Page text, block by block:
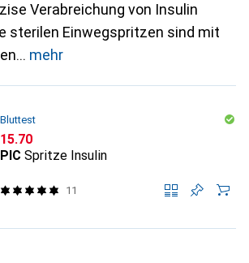
Verabreichung von Insulin
sterilen Einwegspritzen sind mit
mehr
Bluttest
CHF
15.70
PIC Spritze Insulin
11